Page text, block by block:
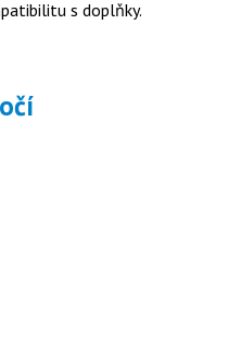
s doplňky.